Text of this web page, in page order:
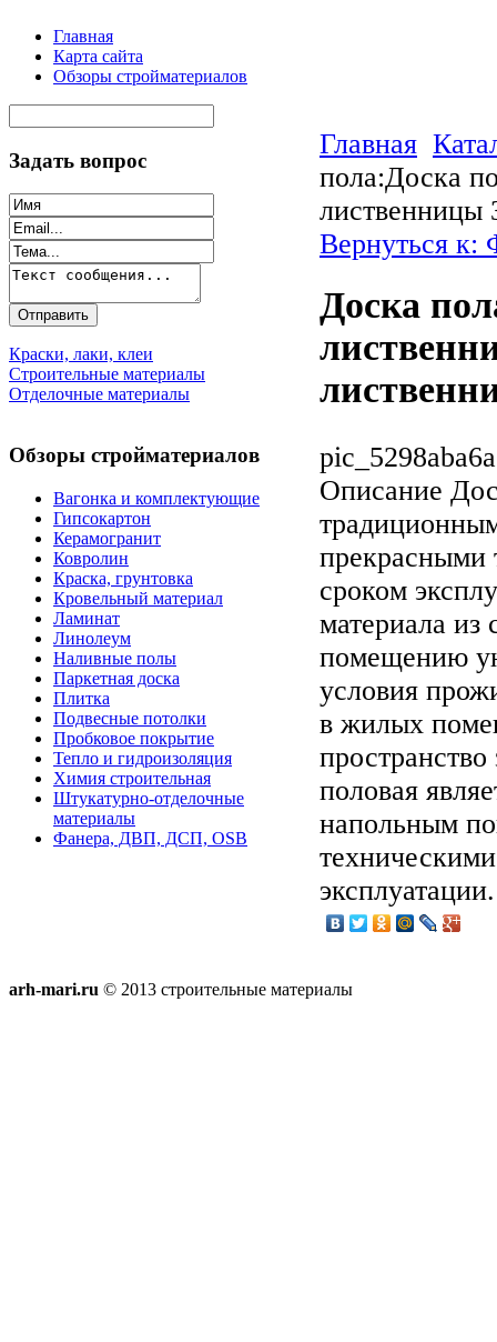
Главная
Карта сайта
Обзоры стройматериалов
Задать вопрос
Краски, лаки, клеи
Строительные материалы
Отделочные материалы
Обзоры стройматериалов
Вагонка и комплектующие
Гипсокартон
Керамогранит
Ковролин
Краска, грунтовка
Кровельный материал
Ламинат
Линолеум
Наливные полы
Паркетная доска
Плитка
Подвесные потолки
Пробковое покрытие
Тепло и гидроизоляция
Химия строительная
Штукатурно-отделочные
материалы
Фанера, ДВП, ДСП, OSB
Главная
пола:Доска
Вернуться
Доска
Описание
прекрасными
сроком
материала из
помещению
условия
в жилых
половая
напольным
arh-mari.ru © 2013 строительные материалы